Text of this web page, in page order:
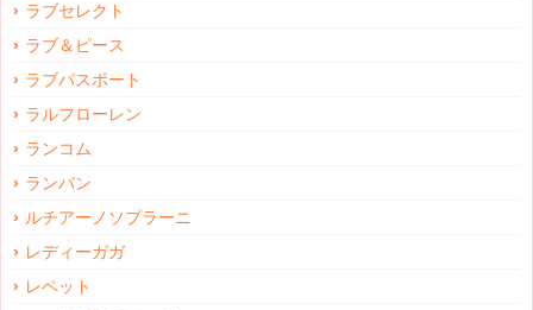
ラブセレクト
ラブ＆ピース
ラブパスポート
ラルフローレン
ランコム
ランバン
ルチアーノソプラーニ
レディーガガ
レペット